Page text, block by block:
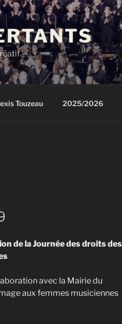
Touzeau 2025/2026
de la Journée des droits des
avec la Mairie du
aux femmes musiciennes